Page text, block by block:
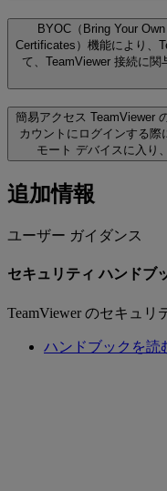
BYOC（Bring Your Own
Certificates）機能により、
て、TeamViewer 接続に関
簡易アクセス TeamViewer
カウントにログインする
モート デバイスに入り
追加情報
ユーザー ガイダンス
セキュリティ ハンドブ
TeamViewer のセキュリ
ハンドブックを読